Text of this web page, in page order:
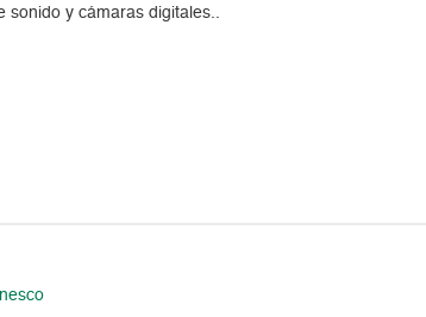
y cámaras digitales..